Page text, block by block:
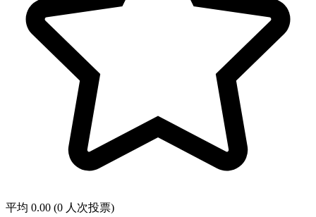
平均 0.00 (0 人次投票)